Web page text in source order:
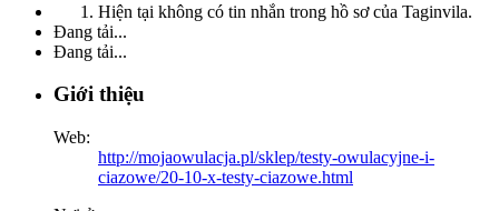
Hiện tại không có tin nhắn trong hồ sơ của Taginvila.
Đang tải...
Đang tải...
Giới thiệu
Web:
http://mojaowulacja.pl/sklep/testy-owulacyjne-i-
ciazowe/20-10-x-testy-ciazowe.html